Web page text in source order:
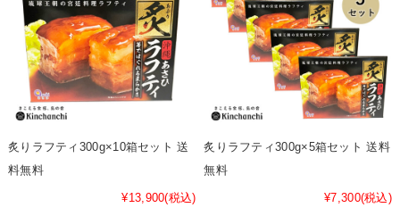
炙りラフティ300g×10箱セット 送
料無料
¥13,900(税込)
炙りラフティ300g×5箱セット 送料
無料
¥7,300(税込)